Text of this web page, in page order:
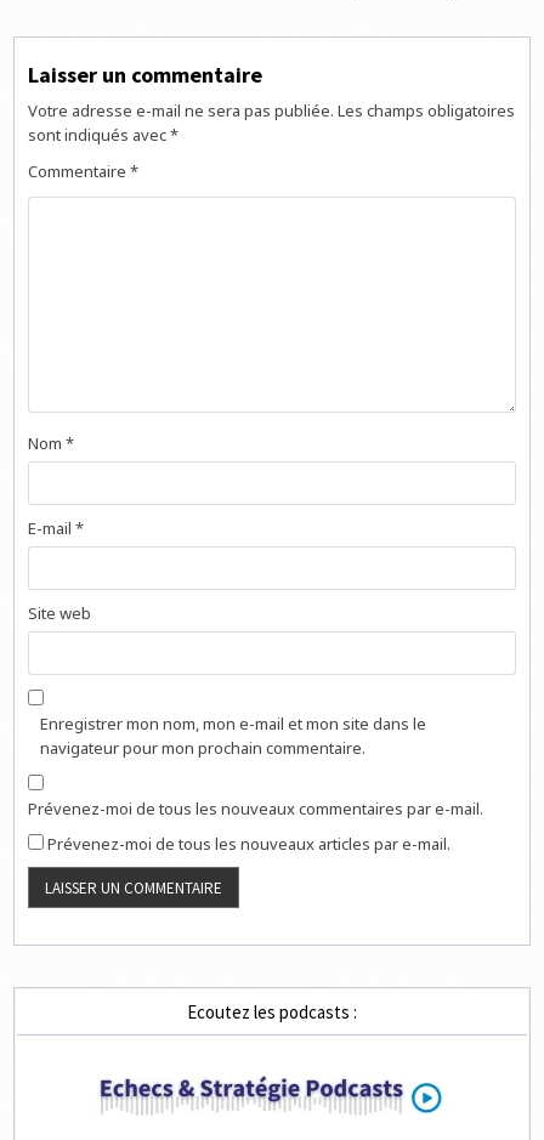
Laisser un commentaire
Votre adresse e-mail ne sera pas publiée. Les champs obligatoires
sont indiqués avec*
Commentaire*
Nom*
E-mail*
Site web
Enregistrer mon nom, mon e-mail et mon site dans le
navigateur pour mon prochain commentaire.
Prévenez-moi de tous les nouveaux commentaires par e-mail.
Prévenez-moi de tous les nouveaux articles par e-mail.
Ecoutez les podcasts :